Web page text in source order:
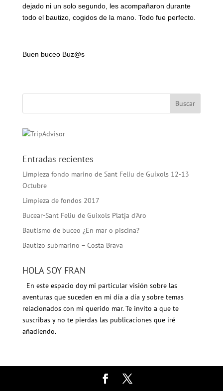
dejado ni un solo segundo, les acompañaron durante
todo el bautizo, cogidos de la mano. Todo fue perfecto.
Buen buceo Buz@s
Entradas recientes
Limpieza fondo marino de Sant Feliu de Guíxols 12-13
Octubre
Limpieza de fondos 2017
Bucear-Sant Feliu de Guixols Platja d’Aro
Bautismo de buceo ¿En mar o piscina?
Bautizo submarino – Costa Brava
HOLA SOY FRAN
En este espacio doy mi particular visión sobre las
aventuras que suceden en mi día a día y sobre temas
relacionados con mi querido mar. Te invito a que te
suscribas y no te pierdas las publicaciones que iré
añadiendo.